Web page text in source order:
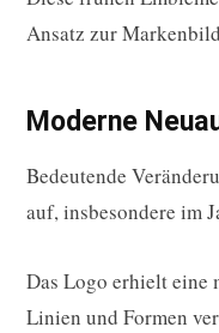
Ansatz zur
Moderne
Bedeutende
auf, insbesondere im
Das Logo erhielt eine
Linien und Formen